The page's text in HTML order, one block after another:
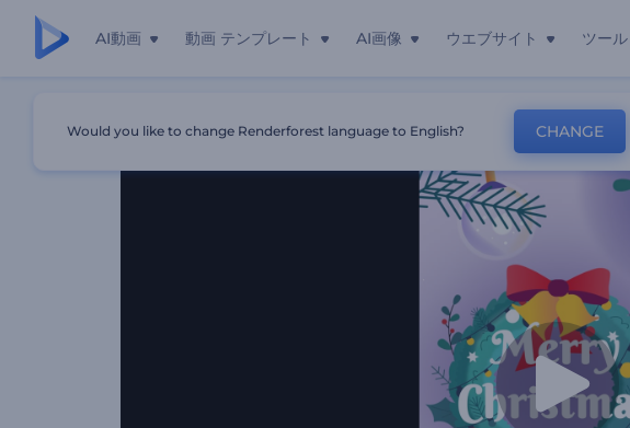
AI動画 動画 テンプレート AI画像 ウエブサイト ツール
Would you like to change Renderforest language to English? CHANGE